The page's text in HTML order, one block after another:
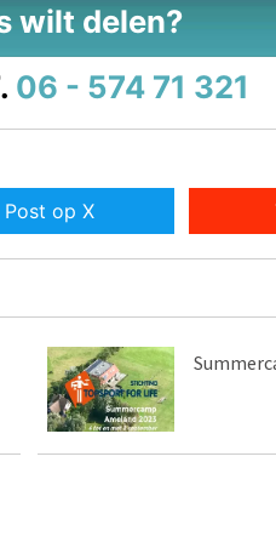
wilt delen?
06 - 574 71 321
Post op X